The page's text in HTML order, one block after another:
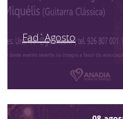
Fad`Agosto